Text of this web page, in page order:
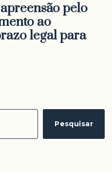
pelo
ao
legal para
Pesquisar